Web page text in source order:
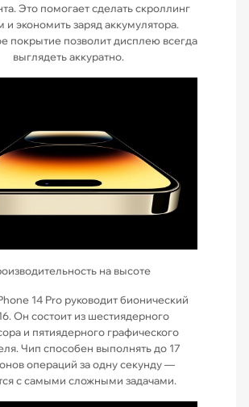
Это помогает сделать скроллинг
и экономить заряд аккумулятора.
покрытие позволит дисплею всегда
выглядеть аккуратно.
на высоте
14 Pro руководит бионический
Он состоит из шестиядерного
и пятиядерного графического
Чип способен выполнять до 17
операций за одну секунду —
с самыми сложными задачами.